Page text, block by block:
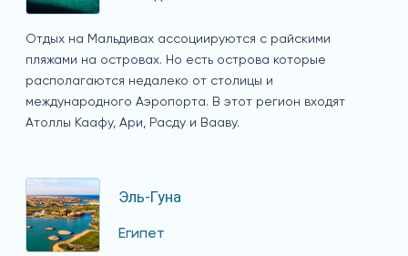
Отдых на Мальдивах ассоциируются с райскими
пляжами на островах. Но есть острова которые
располагаются недалеко от столицы и
международного Аэропорта. В этот регион входят
Атоллы Каафу, Ари, Расду и Вааву.
Эль-Гуна
Египет